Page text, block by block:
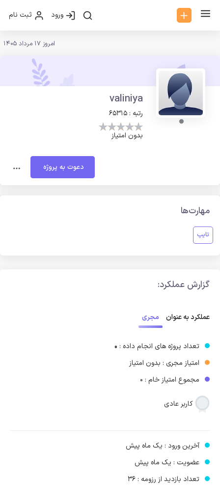
ورود ثبت نام
امروز 17 مرداد 1405
valiniya
رتبه : 65315
بدون امتیاز
دعوت به پروژه
مهارت‌ها
تایپ
گزارش عملکرد:
عملکرد به عنوان مجری
تعداد پروژه های انجام داده : 0
امتیاز مجری : بدون امتیاز
مجموع امتیاز خام : 0
کاربر عادی
آخرین ورود : یک ماه پیش
عضویت : یک ماه پیش
تعداد بازدید از رزومه : 36